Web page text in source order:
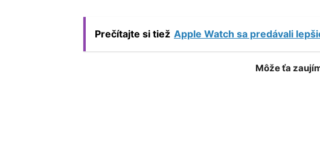
Prečítajte si tiež Apple Watch sa predávali
Môže ťa